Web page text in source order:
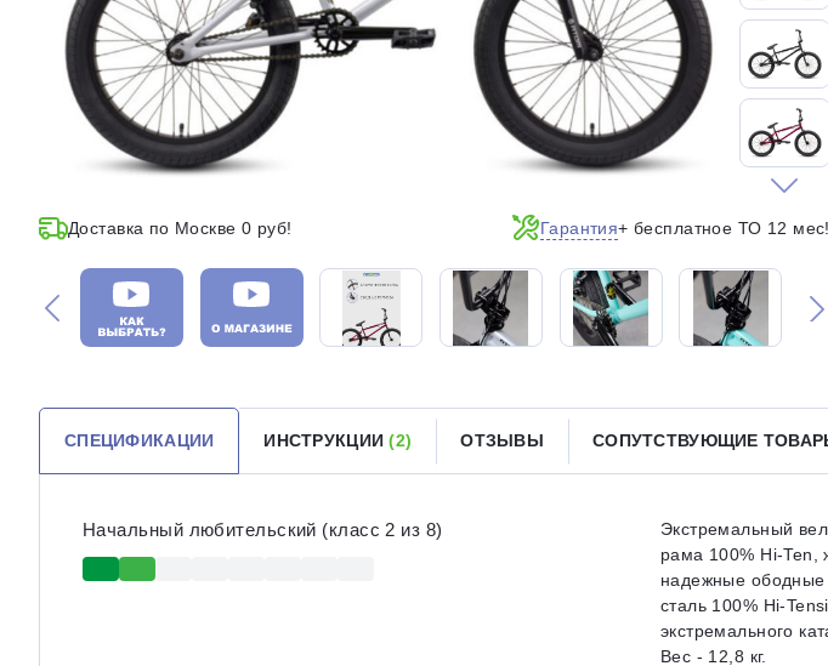
Доставка по Москве 0 руб! Гарантия+ бесплатное ТО 12 мес!
СПЕЦИФИКАЦИИ ИНСТРУКЦИИ(2) ОТЗЫВЫ СОПУТСТВУЮЩИЕ
Начальный любительский (класс 2 из 8)
Экстремальный
рама 100% Hi-Ten,
надежные ободные
сталь 100% Hi-
экстремального
Вес - 12,8 кг.
Сегодня
25%
Добавляйте товары
Оплачивайте сегодня
25% картой любого
Подробнееоб оплате